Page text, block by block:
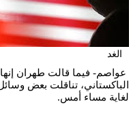
الغد
عواصم- فيما قالت طهران
الباكستاني، تناقلت بعض
لغاية مساء أمس.